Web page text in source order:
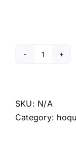
m.curta
Hoquei
SKU: N/A
Category: